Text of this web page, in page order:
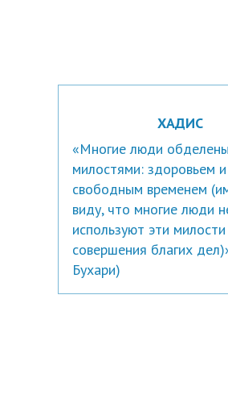
ХАДИС
«Многие люди
милостями: здоровьем и
свободным временем
виду, что многие люди
используют эти
совершения благих
Бухари)